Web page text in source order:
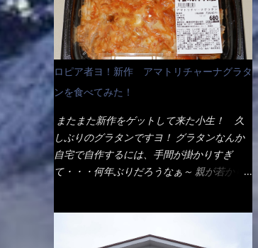
ですね。 さてこれを、どの様に食べるか？
長葱無かったので、玉葱を刻んで八王子ラー
メン風月見つけうどん！ 冷やし釜あげうど
ん～です。 ラーメン丼に、冷水を軽く張っ
て饂飩を盛り付け、お椀に昆布出汁つゆと長
した。 良いじゃないか～...
願いしています。 皿のサイズは、直径30cm
ほどあります。 そこにドカ盛のキャベツと
御飯にカレーがかかっています。 カレーは
辛く無く、食べやすいタイプです。 それじ
ゃ～カツは、ハムカツ程度の薄さだろう？と
思われるかもしれないが・・・違う！ チャ
も揚げたての熱々です。 これを難なく完食
出来なければ、漢では無い！と云っても過言
ではないだろう。 この他も、兎に角ボリュ
ーム満点で＜薄カツ＞と呼ばれるメニュー
が薄いから、2枚乗せにしたらしいけ
ーメンを、OKストアで見かけ思わず手に取
って買い物篭へ 坦々まぜそばと＜数量限定
＞宮崎辛麺風ラーメン オーッといきなり私
の胃袋をグサッと・・・・ 棒状インスタン
トラーメンのデビューが決まりました。
か・ら・め・ん・辛麺！ 宮崎辛麺はチャル
メラや日清からも出されている、辛口のラー
メンじゃん！！ 酸っぱくしたら、酸辣湯
麺？なんてね。 よし今日のサラメシは、宮
崎辛麺にしよう！ それではまず袋を開ける
ない姿・・・何だかチョッと高級感的
な・・・だって透明なトレイに並んだ棒状麺
ロピア者ヨ！新作 アマトリチャーナグラタ
ンを食べてみた！
またまた新作をゲットして来た小生！ 久
しぶりのグラタンですヨ！ グラタンなんか
自宅で自作するには、手間が掛かりすぎ
て・・・何年ぶりだろうなぁ～ 親が若かり
らしいですよ！ 何処からの情報？ ウィキ